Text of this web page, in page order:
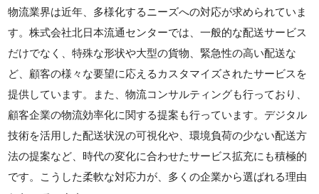
物流業界は近年、多様化するニーズへの対応が求められていま
す。株式会社北日本流通センターでは、一般的な配送サービス
だけでなく、特殊な形状や大型の貨物、緊急性の高い配送な
ど、顧客の様々な要望に応えるカスタマイズされたサービスを
提供しています。また、物流コンサルティングも行っており、
顧客企業の物流効率化に関する提案も行っています。デジタル
技術を活用した配送状況の可視化や、環境負荷の少ない配送方
法の提案など、時代の変化に合わせたサービス拡充にも積極的
です。こうした柔軟な対応力が、多くの企業から選ばれる理由